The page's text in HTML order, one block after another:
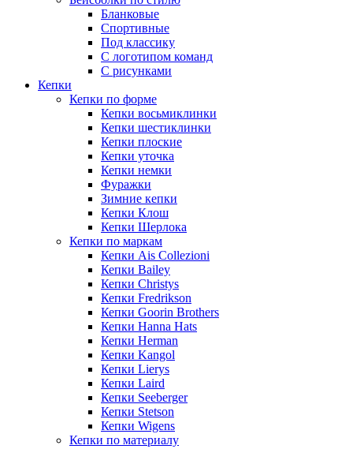
Бланковые
Спортивные
Под классику
С логотипом команд
С рисунками
Кепки
Кепки по форме
Кепки восьмиклинки
Кепки шестиклинки
Кепки плоские
Кепки уточка
Кепки немки
Фуражки
Зимние кепки
Кепки Клош
Кепки Шерлока
Кепки по маркам
Кепки Ais Collezioni
Кепки Bailey
Кепки Christys
Кепки Fredrikson
Кепки Goorin Brothers
Кепки Hanna Hats
Кепки Herman
Кепки Kangol
Кепки Lierys
Кепки Laird
Кепки Seeberger
Кепки Stetson
Кепки Wigens
Кепки по материалу